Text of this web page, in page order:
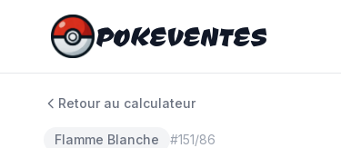
POKEVENTES
POKEVENTES
Retour au calculateur
Flamme Blanche #151/86